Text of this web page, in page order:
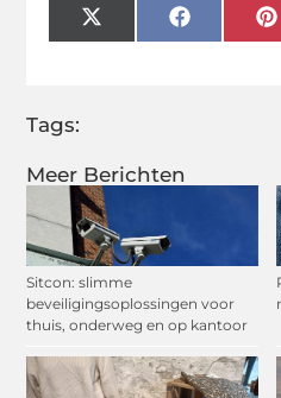
Meer Berichten
Sitcon: slimme
beveiligingsoplossingen voor
thuis, onderweg en op kantoor
X
(Twitter)
Facebook
Tags: